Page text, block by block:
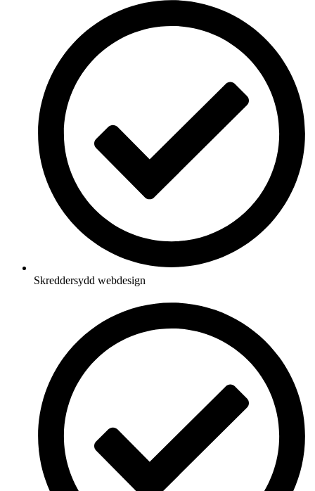
Skreddersydd webdesign